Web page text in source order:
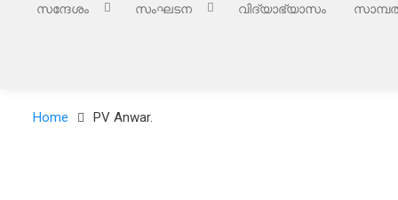
സന്ദേശം സംഘടന വിദ്യാഭ്യാസം
Home PV Anwar.